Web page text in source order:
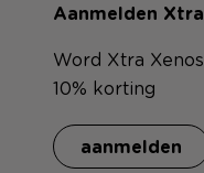
Aanmelden
Word Xtra
10% korting
aanmelden